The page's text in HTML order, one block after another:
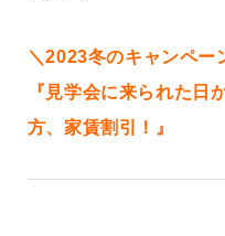
＼2023冬のキャンペー
『見学会に来られた日
方、家賃割引！』